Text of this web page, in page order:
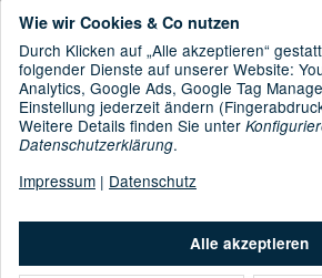
abweichend)
Nur noch 2
Loading... Komponenten werden geladen
Alle akzeptieren
Wie wir Cookies & Co nutzen
Durch Klicken auf „Alle akzeptieren“
folgender Dienste auf unserer Website:
Analytics, Google Ads, Google Tag
Einstellung jederzeit ändern
Weitere Details finden Sie unter
Datenschutzerklärung.
Impressum | Datenschutz